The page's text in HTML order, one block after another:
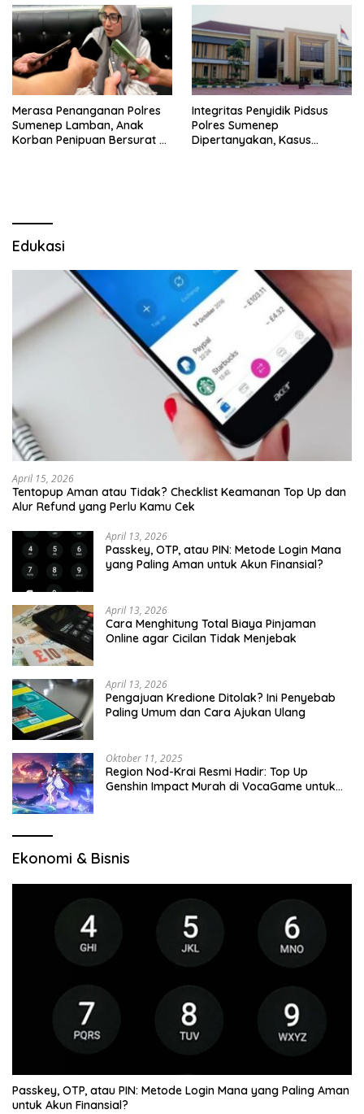
Merasa Penanganan Polres
Sumenep Lamban, Anak
Korban Penipuan Bersurat ke
Integritas Penyidik Pidsus
Polres Sumenep
Dipertanyakan, Kasus
Edukasi
April 15, 2026
Tentopup Aman atau Tidak? Checklist Keamanan Top Up dan
Alur Refund yang Perlu Kamu Cek
April 13, 2026
Passkey, OTP, atau PIN: Metode Login Mana
yang Paling Aman untuk Akun Finansial?
April 13, 2026
Cara Menghitung Total Biaya Pinjaman
Online agar Cicilan Tidak Menjebak
April 13, 2026
Pengajuan Kredione Ditolak? Ini Penyebab
Paling Umum dan Cara Ajukan Ulang
Oktober 11, 2025
Region Nod-Krai Resmi Hadir: Top Up
Genshin Impact Murah di VocaGame untuk
Ekonomi & Bisnis
Passkey, OTP, atau PIN: Metode Login Mana yang Paling Aman
untuk Akun Finansial?